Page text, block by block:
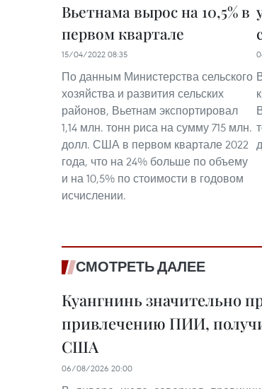
Вьетнама вырос на 10,5% в
первом квартале
15/04/2022 08:35
По данным Министерства сельского
хозяйства и развития сельских
районов, Вьетнам экспортировал
1,14 млн. тонн риса на сумму 715 млн.
долл. США в первом квартале 2022
года, что на 24% больше по объему
и на 10,5% по стоимости в годовом
исчислении.
СМОТРЕТЬ ДАЛЕЕ
Куангнинь значительно
привлечению ПИИ,
США
06/08/2026 20:00